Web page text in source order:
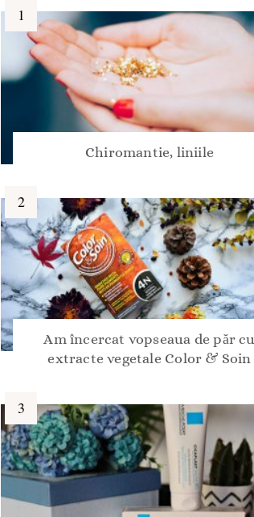
Chiromantie, liniile
Am încercat vopseaua de păr cu
extracte vegetale Color & Soin